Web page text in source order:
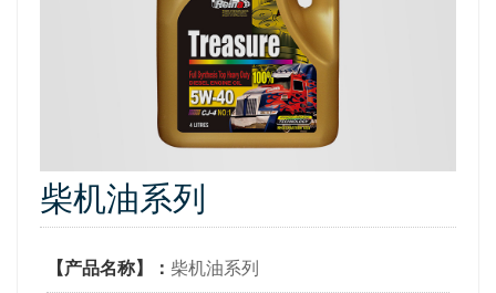
柴机油系列
【产品名称】： 柴机油系列